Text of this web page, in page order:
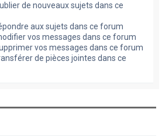
de nouveaux sujets dans ce
aux sujets dans ce forum
vos messages dans ce forum
vos messages dans ce forum
de pièces jointes dans ce